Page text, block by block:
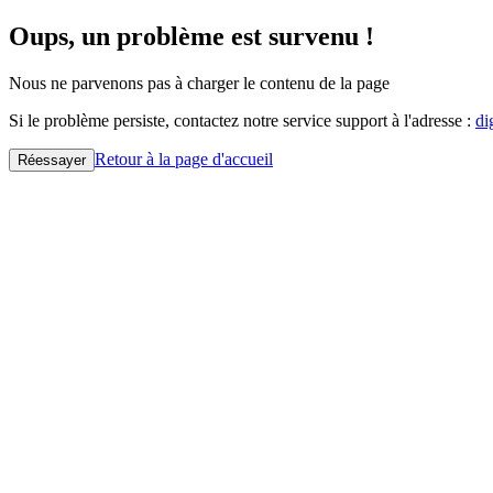
Oups, un problème est survenu !
Nous ne parvenons pas à charger le contenu de la page
Si le problème persiste, contactez notre service support à l'adresse :
Réessayer Retour à la page d'accueil